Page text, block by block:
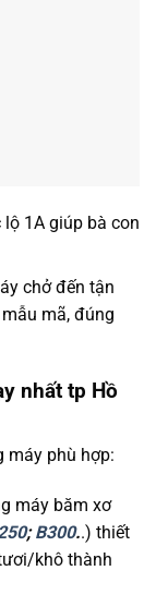
1A giúp bà con
chở đến tận
mã, đúng
nhất tp Hồ
máy phù hợp:
máy băm xơ
; B300..) thiết
khô thành